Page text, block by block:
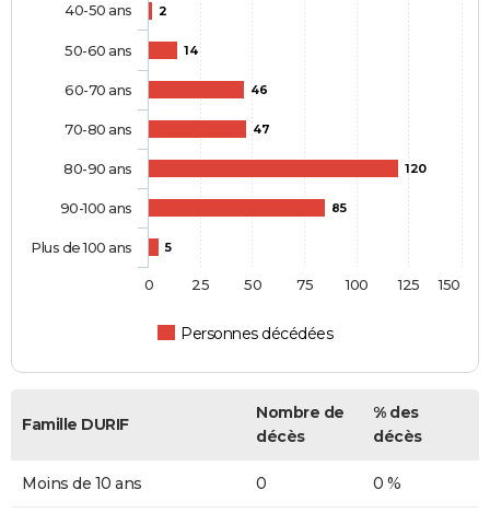
2
14
46
47
120
85
5
Personnes décédées
40-50 ans
50-60 ans
60-70 ans
70-80 ans
80-90 ans
90-100 ans
Plus de 100 ans
0 25 50 75 100 125 150
Famille DURIF
Nombre de
décès
% des
décès
Moins de 10 ans 0 0 %